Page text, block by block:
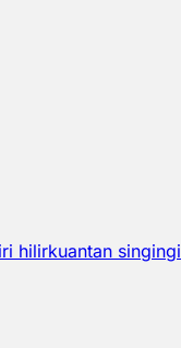
hilirkuantan singingi